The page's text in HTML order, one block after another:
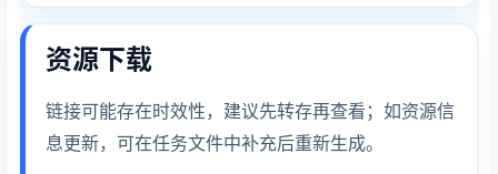
资源下载
链接可能存在时效性，建议先转存再查看；如资源信
息更新，可在任务文件中补充后重新生成。